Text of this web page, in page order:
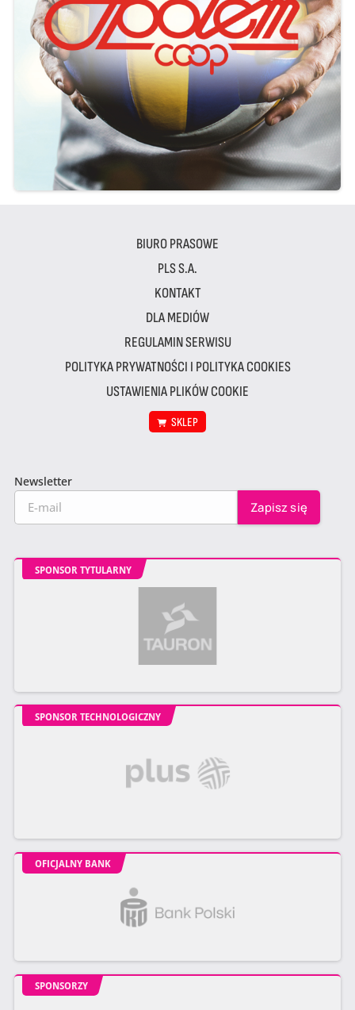
BIURO PRASOWE
PLS S.A.
KONTAKT
DLA MEDIÓW
REGULAMIN SERWISU
POLITYKA PRYWATNOŚCI I POLITYKA COOKIES
USTAWIENIA PLIKÓW COOKIE
SKLEP
Newsletter
SPONSOR TYTULARNY
SPONSOR TECHNOLOGICZNY
OFICJALNY BANK
SPONSORZY